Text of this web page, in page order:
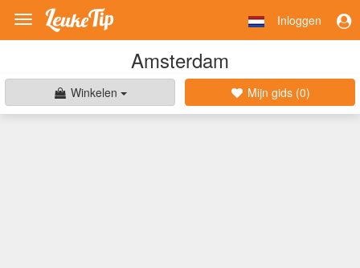
Toggle
navigation
Inloggen
Amsterdam
Winkelen Mijn gids (0)